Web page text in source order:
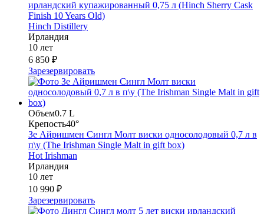
ирландский купажированный 0,75 л (Hinch Sherry Cask
Finish 10 Years Old)
Hinch Distillery
Ирландия
10 лет
6 850 ₽
Зарезервировать
Объем0.7 L
Крепость40°
Зе Айришмен Сингл Молт виски односолодовый 0,7 л в
п\у (The Irishman Single Malt in gift box)
Hot Irishman
Ирландия
10 лет
10 990 ₽
Зарезервировать